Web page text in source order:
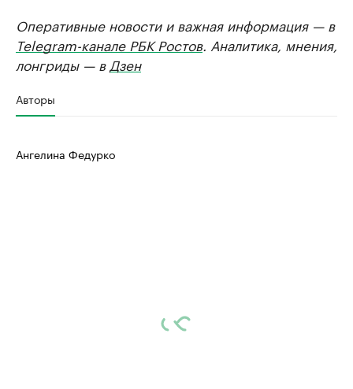
Оперативные новости и важная информация — в
Telegram-канале РБК Ростов. Аналитика, мнения,
лонгриды — в Дзен
Авторы
Ангелина Федурко